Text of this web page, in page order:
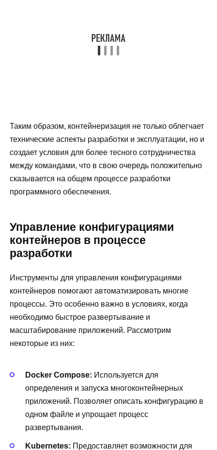
Таким образом, контейнеризация не только облегчает
технические аспекты разработки и эксплуатации, но и
создает условия для более тесного сотрудничества
между командами, что в свою очередь положительно
сказывается на общем процессе разработки
программного обеспечения.
Управление конфигурациями
контейнеров в процессе
разработки
Инструменты для управления конфигурациями
контейнеров помогают автоматизировать многие
процессы. Это особенно важно в условиях, когда
необходимо быстрое развертывание и
масштабирование приложений. Рассмотрим
некоторые из них:
Docker Compose: Используется для
определения и запуска многоконтейнерных
приложений. Позволяет описать конфигурацию в
одном файле и упрощает процесс
развертывания.
Kubernetes: Предоставляет возможности для